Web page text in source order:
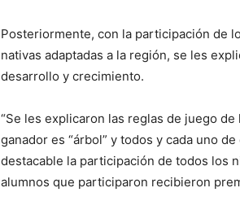
Posteriormente, con la participación de
nativas adaptadas a la región, se les
desarrollo y crecimiento.
“Se les explicaron las reglas de juego
ganador es “árbol” y todos y cada uno
destacable la participación de todos los
alumnos que participaron recibieron